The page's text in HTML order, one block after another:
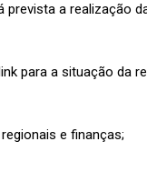
prevista a realização
para a situação da
e finanças;